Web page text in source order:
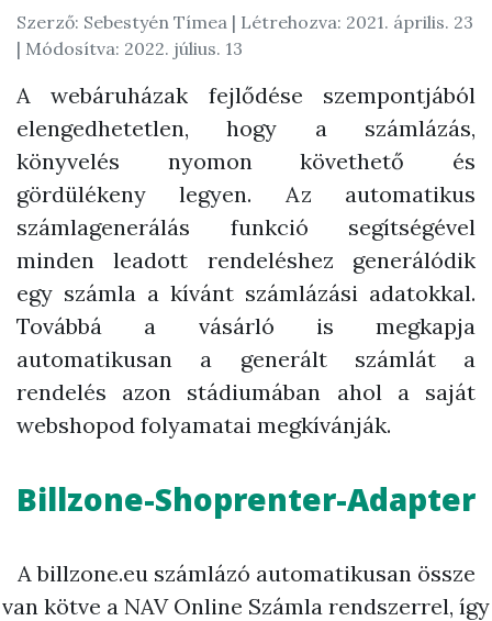
Szerző: Sebestyén Tímea | Létrehozva: 2021. április. 23
| Módosítva: 2022. július. 13
A webáruházak fejlődése szempontjából
elengedhetetlen, hogy a számlázás,
könyvelés nyomon követhető és
gördülékeny legyen. Az automatikus
számlagenerálás funkció segítségével
minden leadott rendeléshez generálódik
egy számla a kívánt számlázási adatokkal.
Továbbá a vásárló is megkapja
automatikusan a generált számlát a
rendelés azon stádiumában ahol a saját
webshopod folyamatai megkívánják.
Billzone-Shoprenter-Adapter
A billzone.eu számlázó automatikusan össze
van kötve a NAV Online Számla rendszerrel, így